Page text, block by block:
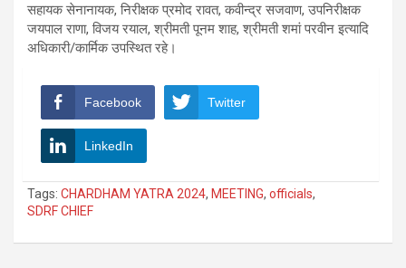
सहायक सेनानायक, निरीक्षक प्रमोद रावत, कवीन्द्र सजवाण, उपनिरीक्षक
जयपाल राणा, विजय रयाल, श्रीमती पूनम शाह, श्रीमती शमां परवीन इत्यादि
अधिकारी/कार्मिक उपस्थित रहे।
Facebook Twitter
LinkedIn
Tags: CHARDHAM YATRA 2024, MEETING, officials,
SDRF CHIEF